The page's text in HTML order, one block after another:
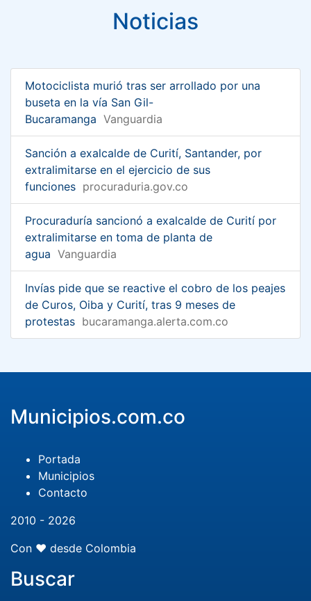
Noticias
Motociclista murió tras ser arrollado por una
buseta en la vía San Gil-
Bucaramanga Vanguardia
Sanción a exalcalde de Curití, Santander, por
extralimitarse en el ejercicio de sus
funciones procuraduria.gov.co
Procuraduría sancionó a exalcalde de Curití por
extralimitarse en toma de planta de
agua Vanguardia
Invías pide que se reactive el cobro de los peajes
de Curos, Oiba y Curití, tras 9 meses de
protestas bucaramanga.alerta.com.co
Municipios.com.co
Portada
Municipios
Contacto
2010 - 2026
Con ❤️ desde Colombia
Buscar